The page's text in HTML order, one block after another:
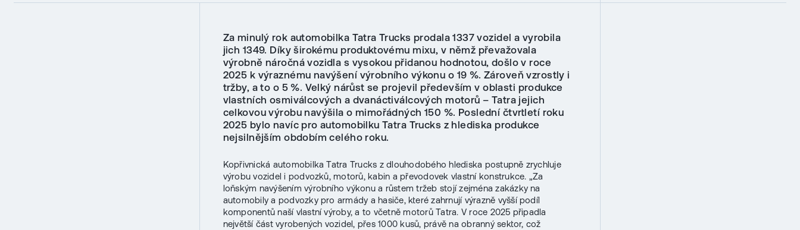
Za minulý rok automobilka Tatra Trucks prodala 1337 vozidel a vyrobila
jich 1349. Díky širokému produktovému mixu, v němž převažovala
výrobně náročná vozidla s vysokou přidanou hodnotou, došlo v roce
2025 k výraznému navýšení výrobního výkonu o 19 %. Zároveň vzrostly i
tržby, a to o 5 %. Velký nárůst se projevil především v oblasti produkce
vlastních osmiválcových a dvanáctiválcových motorů – Tatra jejich
celkovou výrobu navýšila o mimořádných 150 %. Poslední čtvrtletí roku
2025 bylo navíc pro automobilku Tatra Trucks z hlediska produkce
nejsilnějším obdobím celého roku.
Kopřivnická automobilka Tatra Trucks z dlouhodobého hlediska postupně zrychluje
výrobu vozidel i podvozků, motorů, kabin a převodovek vlastní konstrukce. „Za
loňským navýšením výrobního výkonu a růstem tržeb stojí zejména zakázky na
automobily a podvozky pro armády a hasiče, které zahrnují výrazně vyšší podíl
komponentů naší vlastní výroby, a to včetně motorů Tatra. V roce 2025 připadla
největší část vyrobených vozidel, přes 1000 kusů, právě na obranný sektor, což